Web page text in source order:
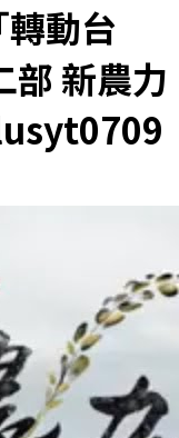
動台
部 新農力